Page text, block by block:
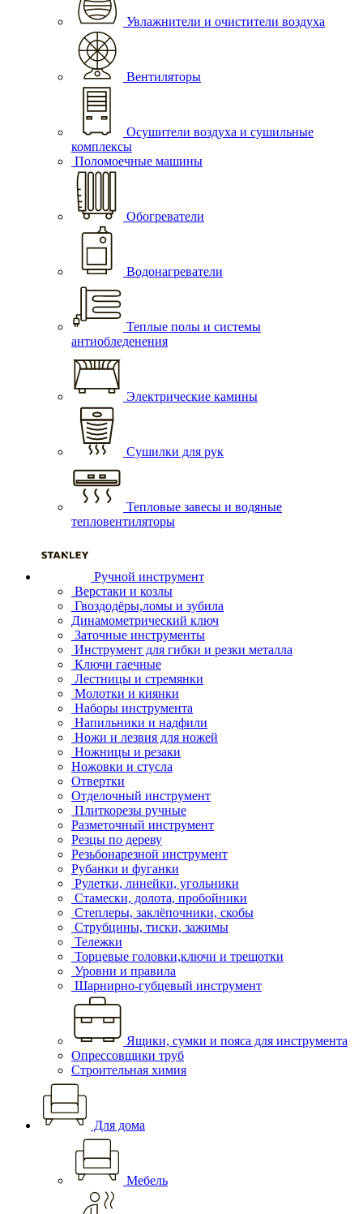
Увлажнители и очистители воздуха
Вентиляторы
Осушители воздуха и сушильные
комплексы
Поломоечные машины
Обогреватели
Водонагреватели
Теплые полы и системы
антиобледенения
Электрические камины
Сушилки для рук
Тепловые завесы и водяные
тепловентиляторы
Ручной инструмент
Верстаки и козлы
Гвоздодёры,ломы и зубила
Динамометрический ключ
Заточные инструменты
Инструмент для гибки и резки металла
Ключи гаечные
Лестницы и стремянки
Молотки и киянки
Наборы инструмента
Напильники и надфили
Ножи и лезвия для ножей
Ножницы и резаки
Ножовки и стусла
Отвертки
Отделочный инструмент
Плиткорезы ручные
Разметочный инструмент
Резцы по дереву
Резьбонарезной инструмент
Рубанки и фуганки
Рулетки, линейки, угольники
Стамески, долота, пробойники
Степлеры, заклёпочники, скобы
Струбцины, тиски, зажимы
Тележки
Торцевые головки,ключи и трещотки
Уровни и правила
Шарнирно-губцевый инструмент
Ящики, сумки и пояса для инструмента
Опрессовщики труб
Строительная химия
Для дома
Мебель